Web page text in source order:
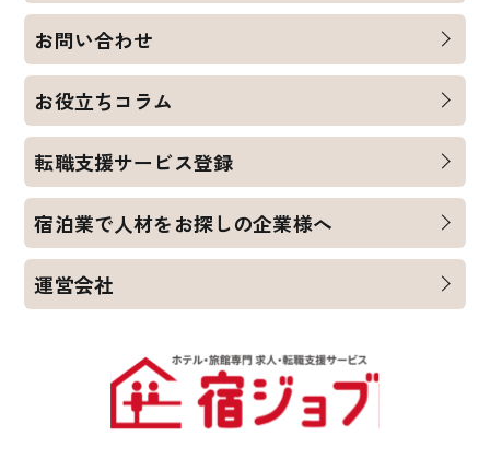
お問い合わせ
お役立ちコラム
転職支援サービス登録
宿泊業で人材をお探しの企業様へ
運営会社